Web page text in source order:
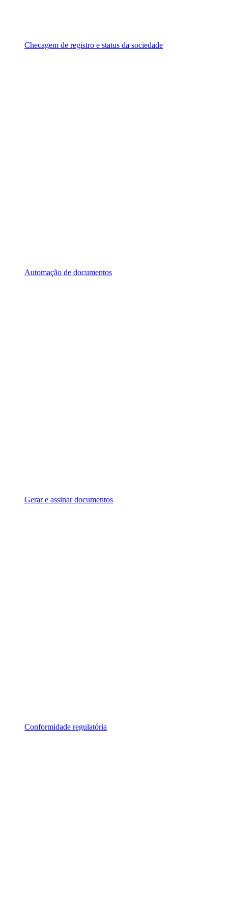
Checagem de registro e status da sociedade
Automação de documentos
Gerar e assinar documentos
Conformidade regulatória